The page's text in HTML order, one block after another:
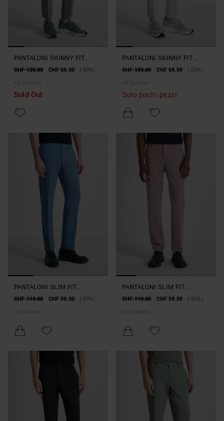
PANTALONI SKINNY FIT
"BJORN" IN TESSUTO MISTO
CHF 139.00 CHF 69.50
(-50%)
+ 3 Colore/i
Sold Out
PANTALONI SKINNY FIT
"BJORN" IN TESSUTO MISTO
CHF 139.00 CHF 69.50
(-50%)
+ 3 Colore/i
Solo pochi pezzi
PANTALONI SLIM FIT
"BONNIE" IN MISTO
CHF 119.00 CHF 59.50
(-50%)
+
Colore/i
PANTALONI SLIM FIT
"BONNIE" IN MISTO
CHF 119.00 CHF 59.50
(-50%)
+
Colore/i